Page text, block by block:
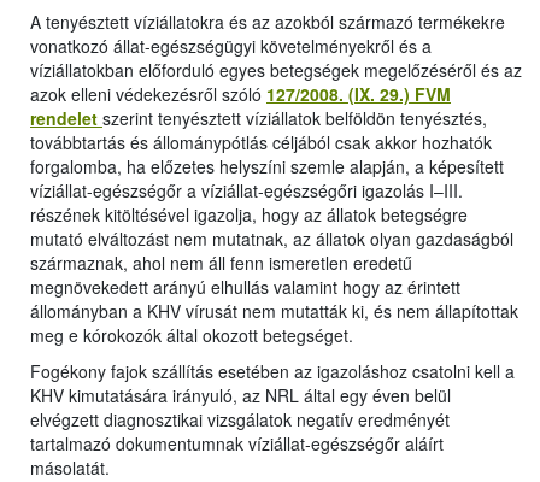
A tenyésztett víziállatokra és az azokból származó termékekre
vonatkozó állat-egészségügyi követelményekről és a
víziállatokban előforduló egyes betegségek megelőzéséről és az
azok elleni védekezésről szóló 127/2008. (IX. 29.) FVM
rendelet szerint tenyésztett víziállatok belföldön tenyésztés,
továbbtartás és állománypótlás céljából csak akkor hozhatók
forgalomba, ha előzetes helyszíni szemle alapján, a képesített
víziállat-egészségőr a víziállat-egészségőri igazolás I–III.
részének kitöltésével igazolja, hogy az állatok betegségre
mutató elváltozást nem mutatnak, az állatok olyan gazdaságból
származnak, ahol nem áll fenn ismeretlen eredetű
megnövekedett arányú elhullás valamint hogy az érintett
állományban a KHV vírusát nem mutatták ki, és nem állapítottak
meg e kórokozók által okozott betegséget.
Fogékony fajok szállítás esetében az igazoláshoz csatolni kell a
KHV kimutatására irányuló, az NRL által egy éven belül
elvégzett diagnosztikai vizsgálatok negatív eredményét
tartalmazó dokumentumnak víziállat-egészségőr aláírt
másolatát.